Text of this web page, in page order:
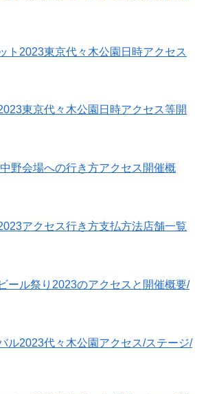
ト2023東京代々木公園日時アクセス
東京代々木公園日時アクセス等開
野会場への行き方アクセス開催概
アクセス行き方支払方法店舗一覧
ール祭り2023のアクセスと開催概要/
ル2023代々木公園アクセス/ステージ/